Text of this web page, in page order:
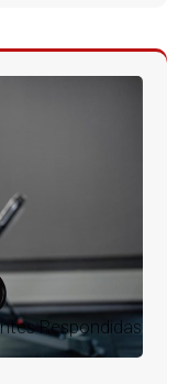
Respondidas